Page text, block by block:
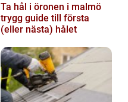
Ta hål i öronen i malmö
trygg guide till första
(eller nästa) hålet